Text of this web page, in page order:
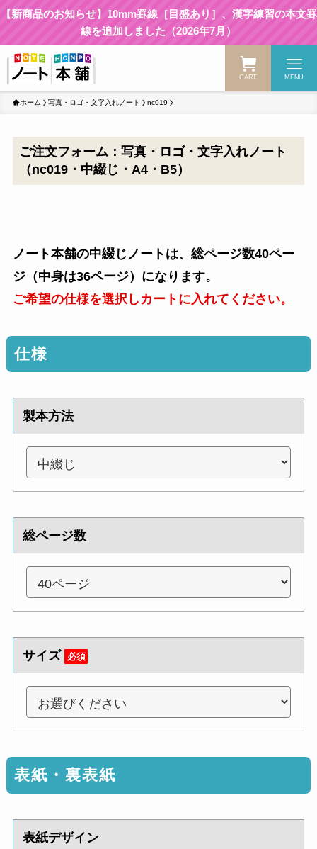
【新商品のお知らせ】10mm罫線［目盛あり］、漢字練習の本文罫
線を追加しました（2026年7月）
CART MENU
ホーム 写真・ロゴ・文字入れノート nc019
ご注文フォーム：写真・ロゴ・文字入れノート
（nc019・中綴じ・A4・B5）
ノート本舗の中綴じノートは、総ページ数40ペー
ジ（中身は36ページ）になります。
ご希望の仕様を選択しカートに入れてください。
仕様
製本方法
総ページ数
サイズ 必須
表紙・裏表紙
表紙デザイン